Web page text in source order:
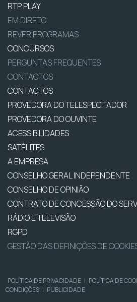
RTP PLAY
EM DIRETO
REVER PROGRAMAS
CONCURSOS
PERGUNTAS FREQUENTES
CONTACTOS
CONTACTOS
PROVEDORA DO TELESPECTADOR
PROVEDORA DO OUVINTE
ACESSIBILIDADES
SATÉLITES
A EMPRESA
CONSELHO GERAL INDEPENDENTE
CONSELHO DE OPINIÃO
CONTRATO DE CONCESSÃO DO
RÁDIO E TELEVISÃO
RGPD
GESTÃO DAS DEFINIÇÕES DE
POLÍTICA DE PRIVACIDADE | POLÍTICA DE
CONDIÇÕES | PUBLICIDADE